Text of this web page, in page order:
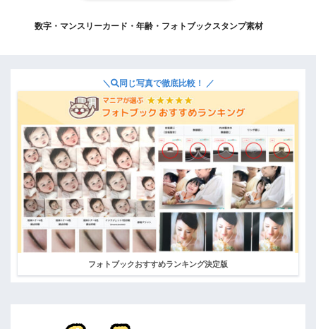
数字・マンスリーカード・年齢・フォトブックスタンプ素材
＼ 同じ写真で徹底比較！ ／
フォトブックおすすめランキング決定版